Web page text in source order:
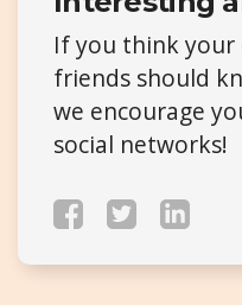
If you think your
friends should
we encourage
social networks!